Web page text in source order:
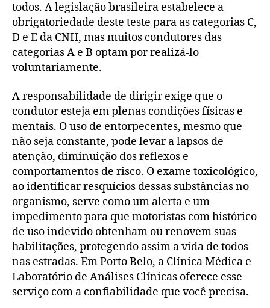
todos. A legislação brasileira estabelece a
obrigatoriedade deste teste para as categorias C,
D e E da CNH, mas muitos condutores das
categorias A e B optam por realizá-lo
voluntariamente.
A responsabilidade de dirigir exige que o
condutor esteja em plenas condições físicas e
mentais. O uso de entorpecentes, mesmo que
não seja constante, pode levar a lapsos de
atenção, diminuição dos reflexos e
comportamentos de risco. O exame toxicológico,
ao identificar resquícios dessas substâncias no
organismo, serve como um alerta e um
impedimento para que motoristas com histórico
de uso indevido obtenham ou renovem suas
habilitações, protegendo assim a vida de todos
nas estradas. Em Porto Belo, a Clínica Médica e
Laboratório de Análises Clínicas oferece esse
serviço com a confiabilidade que você precisa.